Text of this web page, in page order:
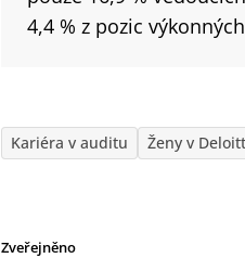
4,4 % z pozic
Kariéra v auditu Ženy v
Zveřejněno